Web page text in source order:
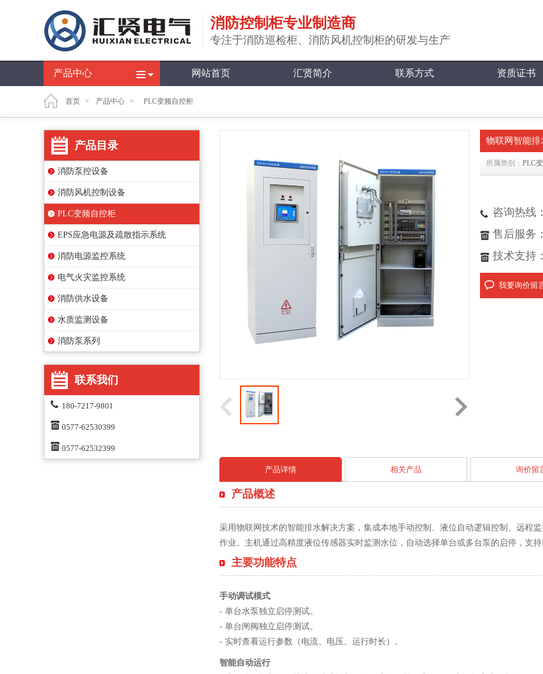
消防控制柜专业制造商
专注于消防巡检柜、消防风机控制柜的研发与生产
产品中心 网站首页 汇贤简介 联系方式 资质证书
首页 > 产品中心 > PLC变频自控柜
产品目录
消防泵控设备
消防风机控制设备
PLC变频自控柜
EPS应急电源及疏散指示系统
消防电源监控系统
电气火灾监控系统
消防供水设备
水质监测设备
消防泵系列
联系我们
180-7217-9801
0577-62530399
0577-62532399
物联网智能排
所属类别： PLC
咨询热线
售后服务
技术支持
我要询价留
产品详情 相关产品 询价留
产品概述
采用物联网技术的智能排水解决方案，集成本地手动控制、液位自动逻辑控制、远程
作业。主机通过高精度液位传感器实时监测水位，自动选择单台或多台泵的启停，支
主要功能特点
手动调试模式
- 单台水泵独立启停测试。
- 单台闸阀独立启停测试。
- 实时查看运行参数（电流、电压、运行时长）。
智能自动运行